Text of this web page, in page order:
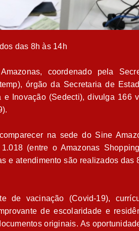
das 8h às 14h
coordenado pela
órgão da Secretaria de
e Inovação (Sedecti), divulga 166
na sede do Sine
(entre o Amazonas
e atendimento são realizados das
de vacinação (Covid-19),
de escolaridade e
originais. As